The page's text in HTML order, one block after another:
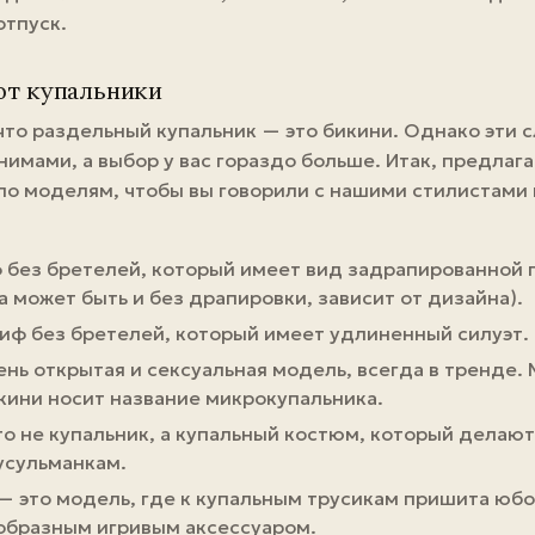
купальники
раздельный купальник — это бикини. Однако эти
а выбор у вас гораздо больше. Итак,
моделям, чтобы вы говорили с нашими
бретелей, который имеет вид задрапированной
может быть и без драпировки, зависит от дизайна).
без бретелей, который имеет удлиненный силуэт.
открытая и сексуальная модель, всегда в тренде.
носит название микрокупальника.
не купальник, а купальный костюм, который
это модель, где к купальным трусикам пришита
игривым аксессуаром.